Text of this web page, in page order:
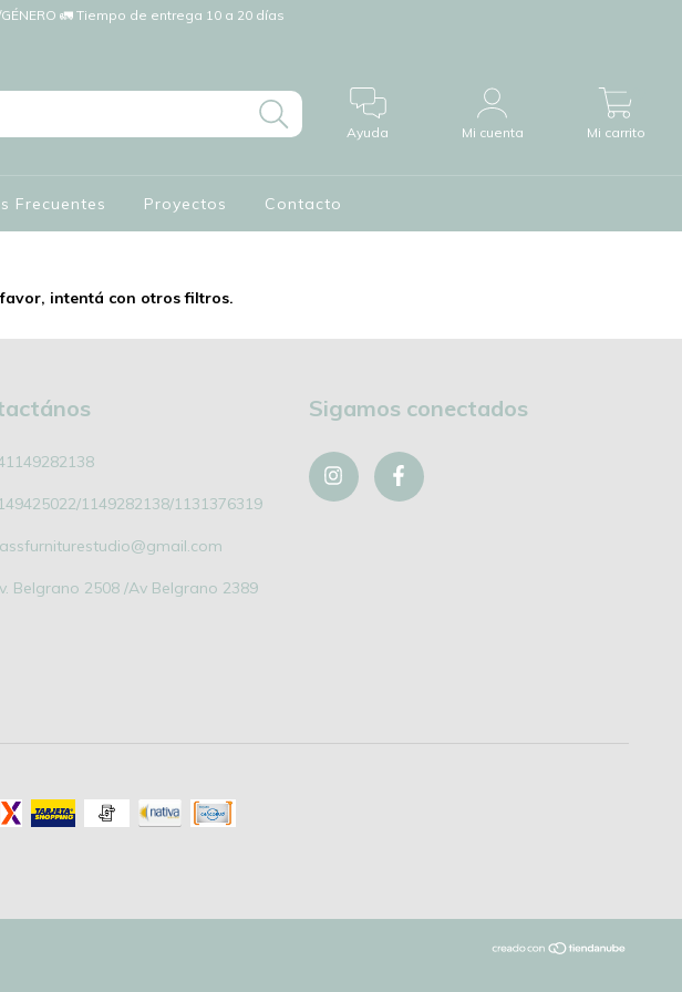
GÉNERO 🚛 Tiempo de entrega 10 a 20 días
Ayuda Mi cuenta Mi carrito
Frecuentes Proyectos Contacto
intentá con otros filtros.
1149282138/1131376319
Belgrano 2508 /Av Belgrano 2389
Sigamos conectados